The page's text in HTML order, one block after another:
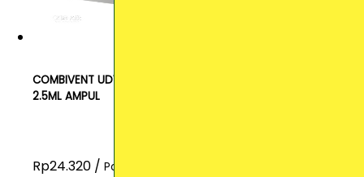
COMBIVENT UDV
2.5ML AMPUL
Rp24.320 / Pcs